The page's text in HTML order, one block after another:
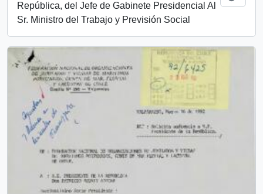
República, del Jefe de Gabinete Presidencial Al
Sr. Ministro del Trabajo y Previsión Social